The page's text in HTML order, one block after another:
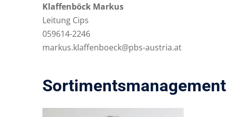
Klaffenböck Markus
Leitung Cips
059614-2246
markus.klaffenboeck@pbs-austria.at
Sortimentsmanagement